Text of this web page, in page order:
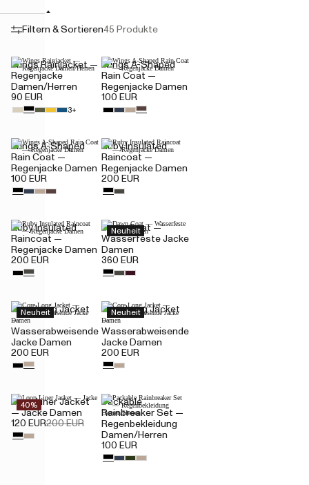
Filtern & Sortieren45 Produkte
Wings Rainjacket —
Regenjacke
Damen/Herren
90 EUR
3+
Wings A-Shaped
Rain Coat —
Regenjacke Damen
100 EUR
Wings A-Shaped
Rain Coat —
Regenjacke Damen
100 EUR
Ruby Insulated
Raincoat —
Regenjacke Damen
200 EUR
Ruby Insulated
Raincoat —
Regenjacke Damen
200 EUR
Neuheit
Dawn Coat —
Wasserfeste Jacke
Damen
360 EUR
Neuheit
Core Long Jacket
—
Wasserabweisende
Jacke Damen
200 EUR
Neuheit
Core Long Jacket
—
Wasserabweisende
Jacke Damen
200 EUR
40%
Loop Liner Jacket
— Jacke Damen
120 EUR200 EUR
Packable
Rainbreaker Set —
Regenbekleidung
Damen/Herren
100 EUR